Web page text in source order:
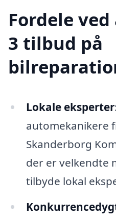
Fordele
3 tilbud på
Lokale eksperter
automekanikere
Skanderborg
der er velkendte
tilbyde lokal